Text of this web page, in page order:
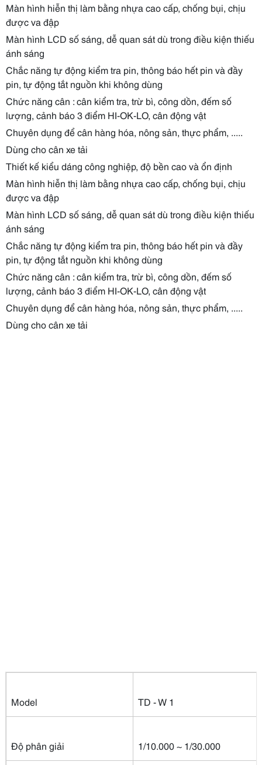
Màn hình hiễn thị làm bằng nhựa cao cấp, chống bụi, chịu
được va đập
Màn hình LCD số sáng, dễ quan sát dù trong điều kiện thiếu
ánh sáng
Chắc năng tự động kiểm tra pin, thông báo hết pin và đầy
pin, tự động tắt nguồn khi không dùng
Chức năng cân : cân kiểm tra, trừ bì, công dồn, đếm số
lượng, cảnh báo 3 điểm HI-OK-LO, cân động vật
Chuyên dụng để cân hàng hóa, nông sản, thực phẩm, .....
Dùng cho cân xe tải
Thiết kế kiểu dáng công nghiệp, độ bền cao và ổn định
Màn hình hiễn thị làm bằng nhựa cao cấp, chống bụi, chịu
được va đập
Màn hình LCD số sáng, dễ quan sát dù trong điều kiện thiếu
ánh sáng
Chắc năng tự động kiểm tra pin, thông báo hết pin và đầy
pin, tự động tắt nguồn khi không dùng
Chức năng cân : cân kiểm tra, trừ bì, công dồn, đếm số
lượng, cảnh báo 3 điểm HI-OK-LO, cân động vật
Chuyên dụng để cân hàng hóa, nông sản, thực phẩm, .....
Dùng cho cân xe tải
Model TD - W 1
Độ phân giải 1/10.000 ~ 1/30.000